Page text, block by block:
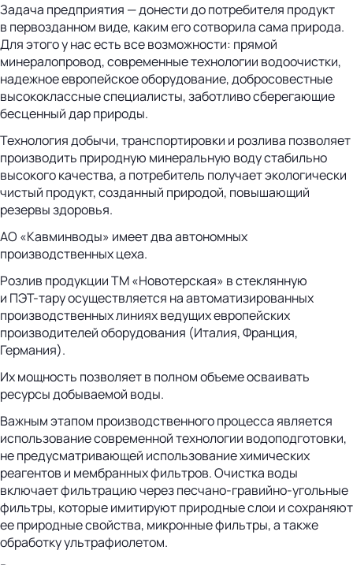
Задача предприятия — донести до потребителя продукт
в первозданном виде, каким его сотворила сама природа.
Для этого у нас есть все возможности: прямой
минералопровод, современные технологии водоочистки,
надежное европейское оборудование, добросовестные
высококлассные специалисты, заботливо сберегающие
бесценный дар природы.
Технология добычи, транспортировки и розлива позволяет
производить природную минеральную воду стабильно
высокого качества, а потребитель получает экологически
чистый продукт, созданный природой, повышающий
резервы здоровья.
АО «Кавминводы» имеет два автономных
производственных цеха.
Розлив продукции ТМ «Новотерская» в стеклянную
и ПЭТ-таруосуществляется на автоматизированных
производственных линиях ведущих европейских
производителей оборудования (Италия, Франция,
Германия).
Их мощность позволяет в полном объеме осваивать
ресурсы добываемой воды.
Важным этапом производственного процесса является
использование современной технологии водоподготовки,
не предусматривающей использование химических
реагентов и мембранных фильтров. Очистка воды
включает фильтрацию черезпесчано-гравийно-угольные
фильтры, которые имитируют природные слои и сохраняют
ее природные свойства, микронные фильтры, а также
обработку ультрафиолетом.